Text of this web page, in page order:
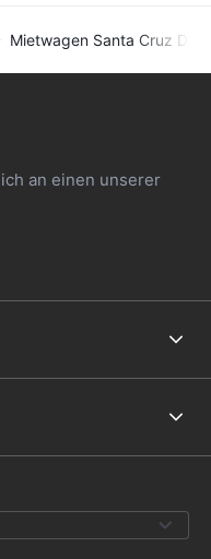
Mietwagen Santa Cruz Do
an einen unserer